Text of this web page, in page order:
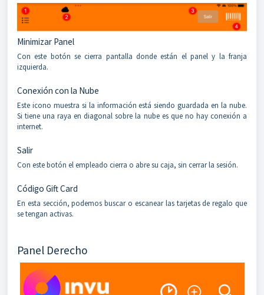
Minimizar Panel
Con este botón se cierra pantalla donde están el panel y la franja
izquierda.
Conexión con la Nube
Este icono muestra si la información está siendo guardada en la nube.
Si tiene una raya en diagonal sobre la nube es que no hay conexión a
internet.
Salir
Con este botón el empleado cierra o abre su caja, sin cerrar la sesión.
Código Gift Card
En esta sección, podemos buscar o escanear las tarjetas de regalo que
se tengan activas.
Panel Derecho